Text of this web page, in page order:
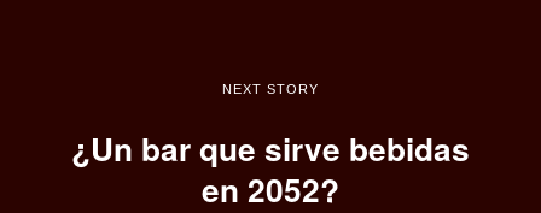
NEXT STORY
¿Un bar que sirve bebidas
en 2052?